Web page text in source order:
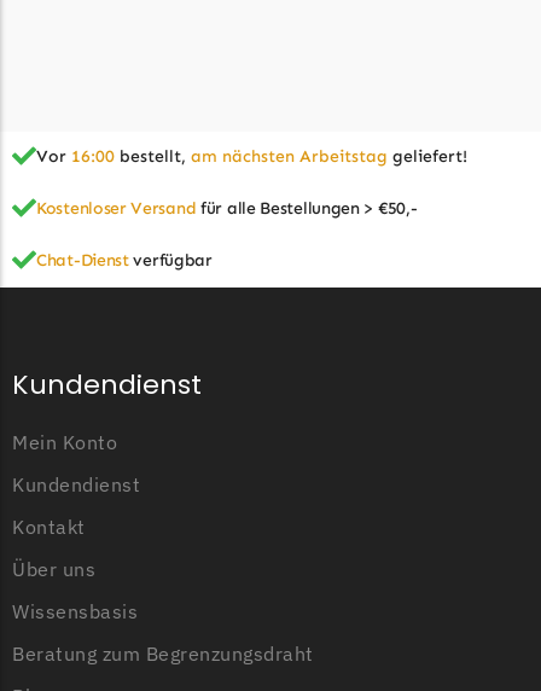
Vor 16:00 bestellt, am nächsten Arbeitstag geliefert!
Kostenloser Versand für alle Bestellungen > €50,-
Chat-Dienstverfügbar
Kundendienst
Mein Konto
Kundendienst
Kontakt
Über uns
Wissensbasis
Beratung zum Begrenzungsdraht